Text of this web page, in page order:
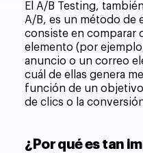
El A/B Testing,
A/B, es un método de
consiste en comparar
elemento (por
anuncio o un correo
cuál de ellas genera
función de un
de clics o la
¿Por qué es tan